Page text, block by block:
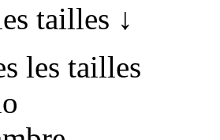
tailles ↓
les tailles